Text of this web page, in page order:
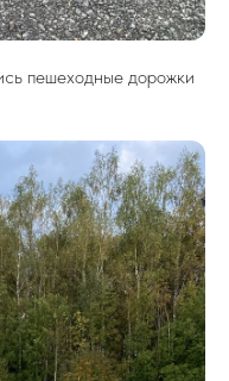
пешеходные дорожки